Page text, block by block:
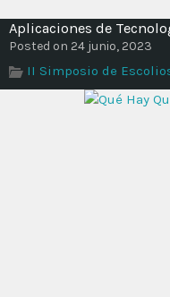
Aplicaciones de
Posted on 24 junio, 2023
II Simposio de